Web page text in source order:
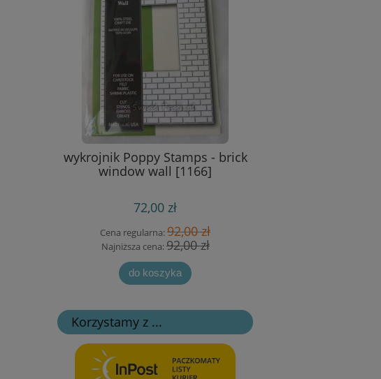
wykrojnik Poppy Stamps - brick
window wall [1166]
72,00 zł
Cena regularna:92,00 zł
Najniższa cena:92,00 zł
do koszyka
Korzystamy z ...